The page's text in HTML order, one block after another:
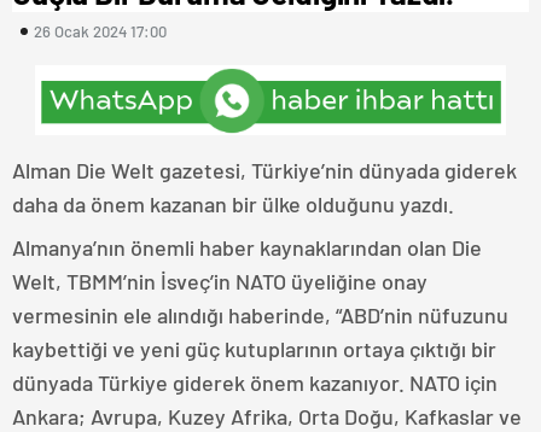
26 Ocak 2024 17:00
Alman Die Welt gazetesi, Türkiye’nin dünyada giderek
daha da önem kazanan bir ülke olduğunu yazdı.
Almanya’nın önemli haber kaynaklarından olan Die
Welt, TBMM’nin İsveç’in NATO üyeliğine onay
vermesinin ele alındığı haberinde, “ABD’nin nüfuzunu
kaybettiği ve yeni güç kutuplarının ortaya çıktığı bir
dünyada Türkiye giderek önem kazanıyor. NATO için
Ankara; Avrupa, Kuzey Afrika, Orta Doğu, Kafkaslar ve